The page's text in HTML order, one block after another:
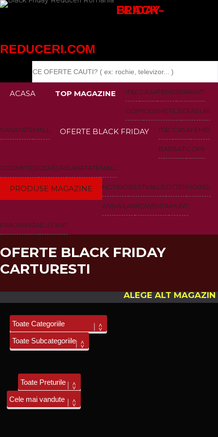
BLACK-FRIDAY-
REDUCERI.COM
ACASA TOP MAGAZINE IT&CCASAFEMEIBARBATI
COPIICOSMETICECEASURI
SANATATEMALL OFERTE BLACK FRIDAY IT&CCASAFEMEI
BARBATICOPII
COSMETICECEASURISANATATEMALL
PRODUSE MAGAZINE NOTINOBESTVALUEOTTERNORIEL
ANSWEARROWENTAIHUNT
FRAGRANZAELEFANT
OFERTE BLACK FRIDAY
CARTURESTI
ALEGE ALT MAGAZIN